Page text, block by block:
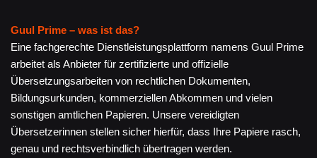
Guul Prime – was ist das?
Eine fachgerechte Dienstleistungsplattform namens Guul Prime
arbeitet als Anbieter für zertifizierte und offizielle
Übersetzungsarbeiten von rechtlichen Dokumenten,
Bildungsurkunden, kommerziellen Abkommen und vielen
sonstigen amtlichen Papieren. Unsere vereidigten
Übersetzerinnen stellen sicher hierfür, dass Ihre Papiere rasch,
genau und rechtsverbindlich übertragen werden.